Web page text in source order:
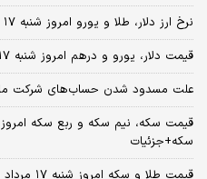
نرخ ارز دلار، طلا و یورو امروز شنبه ۱۷ مرداد ۱۴۰۵/ رشد قیمت طلا و سکه
قیمت دلار، یورو و درهم امروز شنبه ۱۷ مرداد ۱۴۰۵ |کاهش قیمت دلار
علت مسدود شدن حساب‌های شرکت
سکه+جزئیات